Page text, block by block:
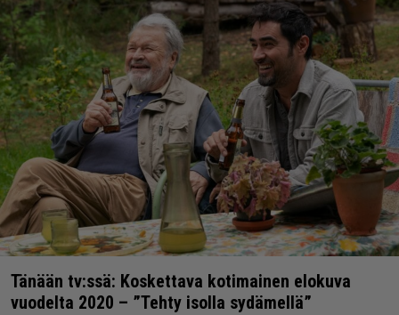
Tänään tv:ssä: Koskettava kotimainen elokuva
vuodelta 2020 – ”Tehty isolla sydämellä”